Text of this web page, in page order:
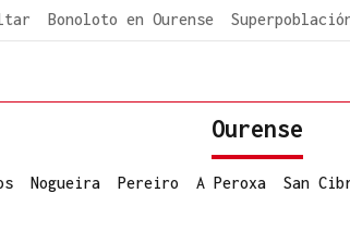
Bonoloto en Ourense
Ourense
Nogueira Pereiro A Peroxa San